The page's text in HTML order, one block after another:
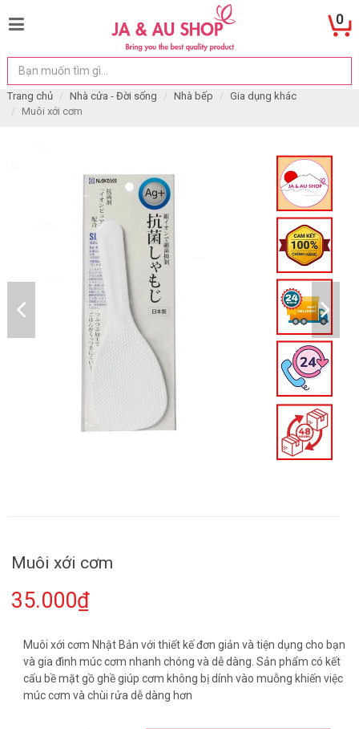
0
Trang chủ Nhà cửa - Đời sống Nhà bếp
Gia dụng khác
Muôi xới cơm
Muôi xới cơm
35.000₫
Muôi xới cơm Nhật Bản với thiết kế đơn giản và tiện dụng cho bạn
và gia đình múc cơm nhanh chóng và dễ dàng. Sản phẩm có kết
cấu bề mặt gồ ghề giúp cơm không bị dính vào muỗng khiến việc
múc cơm và chùi rửa dễ dàng hơn